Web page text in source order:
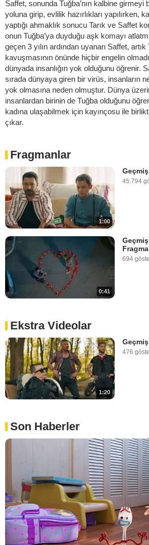
Saffet, sonunda Tuğba’nın kalbine girmeyi
yoluna girip, evlilik hazırlıkları yapılırken,
yaptığı ahmaklık sonucu Tarık ve Saffet
onun Tuğba’ya duyduğu aşk komayı
geçen 3 yılın ardından uyanan Saffet, artık
kavuşmasının önünde hiçbir engelin
dünyada insanlığın yok olduğunu öğrenir.
sırada dünyaya giren bir virüs, insanların
yok olmasına neden olmuştur. Dünya
insanlardan birinin de Tuğba olduğunu
kadına ulaşabilmek için kayınçosu ile
çıkar.
Fragmanlar
1:00
45.794
0:41
694
Ekstra Videolar
1:20
476
Son Haberler